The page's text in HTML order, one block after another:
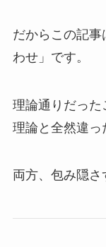
だからこの記
わせ」です。
理論通りだった
理論と全然違っ
両方、包み隠さ